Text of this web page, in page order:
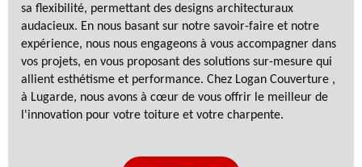
sa flexibilité, permettant des designs architecturaux
audacieux. En nous basant sur notre savoir-faire et notre
expérience, nous nous engageons à vous accompagner dans
vos projets, en vous proposant des solutions sur-mesure qui
allient esthétisme et performance. Chez Logan Couverture ,
à Lugarde, nous avons à cœur de vous offrir le meilleur de
l'innovation pour votre toiture et votre charpente.